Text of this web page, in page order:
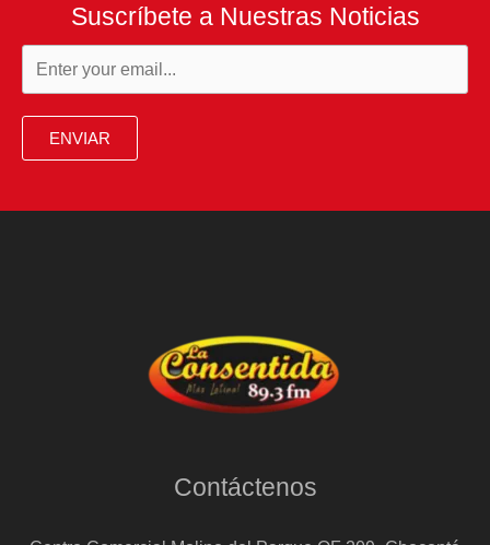
Suscríbete a Nuestras Noticias
ENVIAR
Contáctenos